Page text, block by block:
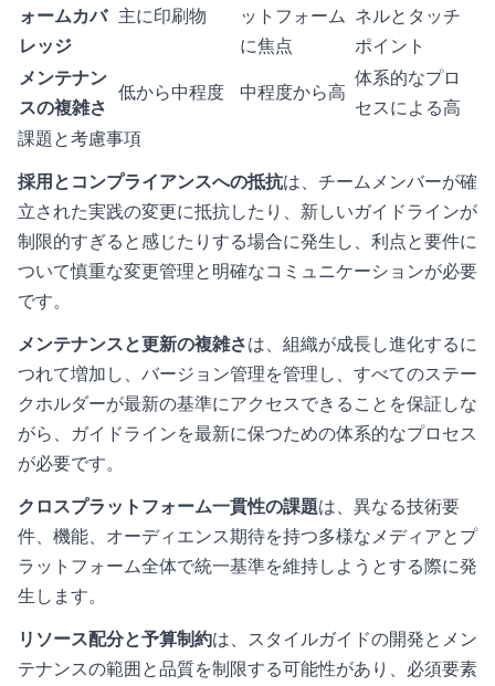
ォームカバ
レッジ
主に印刷物
ットフォーム
に焦点
ネルとタッチ
ポイント
メンテナン
スの複雑さ
低から中程度 中程度から高
体系的なプロ
セスによる高
課題と考慮事項
採用とコンプライアンスへの抵抗は、チームメンバーが確
立された実践の変更に抵抗したり、新しいガイドラインが
制限的すぎると感じたりする場合に発生し、利点と要件に
ついて慎重な変更管理と明確なコミュニケーションが必要
です。
メンテナンスと更新の複雑さは、組織が成長し進化するに
つれて増加し、バージョン管理を管理し、すべてのステー
クホルダーが最新の基準にアクセスできることを保証しな
がら、ガイドラインを最新に保つための体系的なプロセス
が必要です。
クロスプラットフォーム一貫性の課題は、異なる技術要
件、機能、オーディエンス期待を持つ多様なメディアとプ
ラットフォーム全体で統一基準を維持しようとする際に発
生します。
リソース配分と予算制約は、スタイルガイドの開発とメン
テナンスの範囲と品質を制限する可能性があり、必須要素